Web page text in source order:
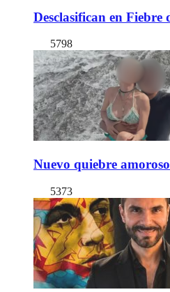
Desclasifican en
5798
Nuevo quiebre
5373